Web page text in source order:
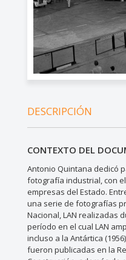
DESCRIPCIÓN
CONTEXTO DEL
Antonio Quintana dedicó
fotografía industrial, con
empresas del Estado.
una serie de fotografías
Nacional, LAN realizadas
período en el cual LAN
incluso a la Antártica
fueron publicadas en la